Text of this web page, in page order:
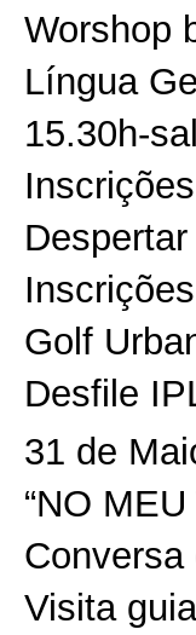
Worshop
Língua
15.30h-
Golf
Desfile
31 de
“NO
Visita